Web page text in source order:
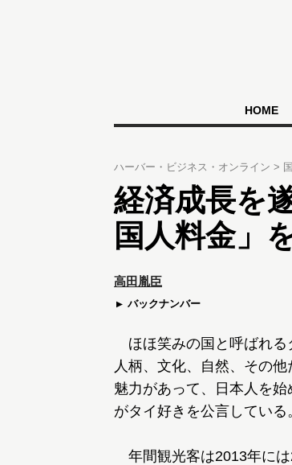
HOME
ハーバー・ビジネス・オンライン
経済成長を
国人料金」
高田胤臣
バックナンバー
ほほ笑みの国と呼ばれる
人柄、文化、自然、その
魅力があって、日本人を始
がタイ好きを公言している
年間観光客は2013年に